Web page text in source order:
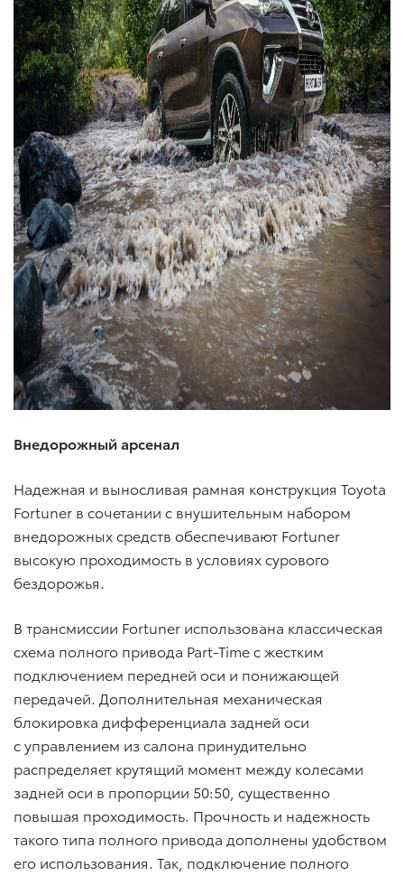
Внедорожный арсенал
Надежная и выносливая рамная конструкция Toyota
Fortuner в сочетании с внушительным набором
внедорожных средств обеспечивают Fortuner
высокую проходимость в условиях сурового
бездорожья.
В трансмиссии Fortuner использована классическая
схема полного привода Part-Time с жестким
подключением передней оси и понижающей
передачей. Дополнительная механическая
блокировка дифференциала задней оси
с управлением из салона принудительно
распределяет крутящий момент между колесами
задней оси в пропорции 50:50, существенно
повышая проходимость. Прочность и надежность
такого типа полного привода дополнены удобством
его использования. Так, подключение полного